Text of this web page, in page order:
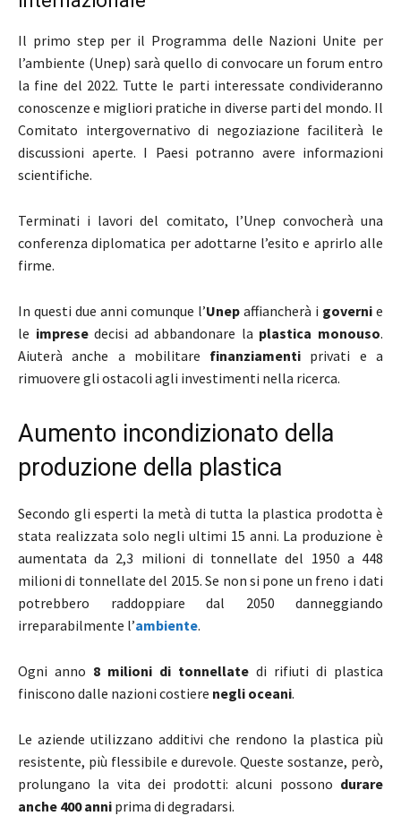
Il primo step per il Programma delle Nazioni Unite per
l’ambiente (Unep) sarà quello di convocare un forum entro
la fine del 2022. Tutte le parti interessate condivideranno
conoscenze e migliori pratiche in diverse parti del mondo. Il
Comitato intergovernativo di negoziazione faciliterà le
discussioni aperte. I Paesi potranno avere informazioni
scientifiche.
Terminati i lavori del comitato, l’Unep convocherà una
conferenza diplomatica per adottarne l’esito e aprirlo alle
firme.
In questi due anni comunque l’Unep affiancherà i governi e
le impresedecisi ad abbandonare la plastica monouso.
Aiuterà anche a mobilitare finanziamenti privati ​​e a
rimuovere gli ostacoli agli investimenti nella ricerca.
Aumento incondizionato della
produzione della plastica
Secondo gli esperti la metà di tutta la plastica prodotta è
stata realizzata solo negli ultimi 15 anni. La produzione è
aumentata da 2,3 milioni di tonnellate del 1950 a 448
milioni di tonnellate del 2015. Se non si pone un freno i dati
potrebbero raddoppiare dal 2050 danneggiando
irreparabilmente l’ambiente.
Ogni anno 8 milioni di tonnellate di rifiuti di plastica
finiscono dalle nazioni costiere negli oceani.
Le aziende utilizzano additivi che rendono la plastica più
resistente, più flessibile e durevole. Queste sostanze, però,
prolungano la vita dei prodotti: alcuni possono durare
anche 400 anni prima di degradarsi.